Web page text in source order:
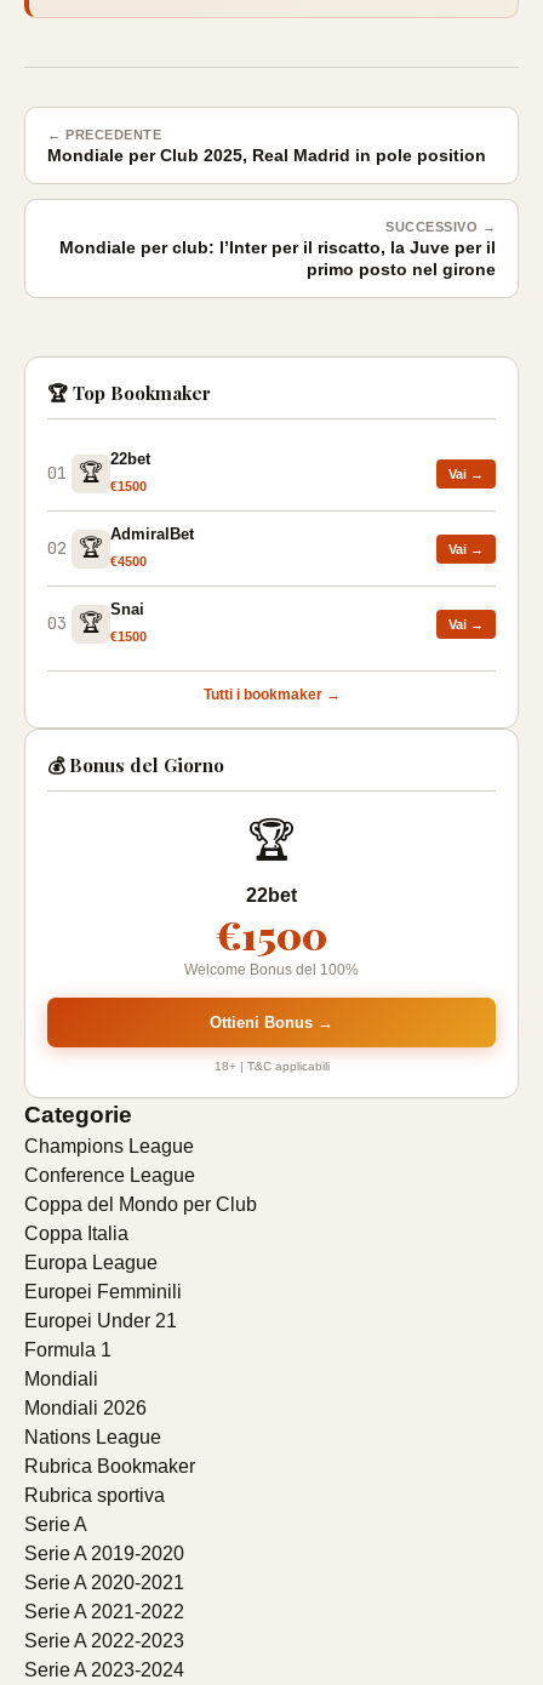
← PRECEDENTE
Mondiale per Club 2025, Real Madrid in pole position
SUCCESSIVO →
Mondiale per club: l’Inter per il riscatto, la Juve per il
primo posto nel girone
🏆 Top Bookmaker
01 🏆
22bet
€1500
Vai →
02 🏆
AdmiralBet
€4500
Vai →
03 🏆
Snai
€1500
Vai →
Tutti i bookmaker →
💰 Bonus del Giorno
🏆
22bet
€1500
Welcome Bonus del 100%
Ottieni Bonus →
18+ | T&C applicabili
Categorie
Champions League
Conference League
Coppa del Mondo per Club
Coppa Italia
Europa League
Europei Femminili
Europei Under 21
Formula 1
Mondiali
Mondiali 2026
Nations League
Rubrica Bookmaker
Rubrica sportiva
Serie A
Serie A 2019-2020
Serie A 2020-2021
Serie A 2021-2022
Serie A 2022-2023
Serie A 2023-2024